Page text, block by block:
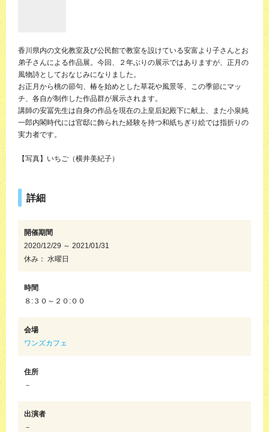
香川県内の文化教室及び公民館で教室を設けている安富より子さんとお
弟子さんによる作品展。今回、２年ぶりの展示ではありますが、正月の
風物詩としておなじみになりました。
お正月から桃の節句、椿を始めとした草花や風景等、この季節にマッ
チ、各自が制作した作品群が展示されます。
講師の安冨先生は自身の作品を現在の上皇后妃殿下に献上、また小泉純
一郎内閣時代には官邸に飾られた経験を持つ和紙ちぎり絵では指折りの
実力者です。
【写真】いちご（横井美紀子）
詳細
開催期間
2020/12/29 ～ 2021/01/31
休み： 水曜日
時間
８:３０～２０:００
会場
ワンズカフェ
住所
－
出演者
－